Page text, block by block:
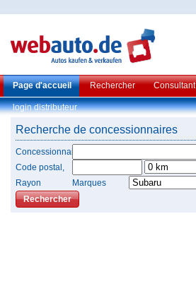
Page d'accueil Rechercher Consultant
login distributeur
Recherche de concessionnaires
Concessionnaire
Code postal,
Rayon
Marques